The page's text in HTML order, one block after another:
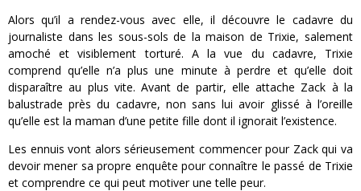
Alors qu’il a rendez-vous avec elle, il découvre le cadavre du
journaliste dans les sous-sols de la maison de Trixie, salement
amoché et visiblement torturé. A la vue du cadavre, Trixie
comprend qu’elle n’a plus une minute à perdre et qu’elle doit
disparaître au plus vite. Avant de partir, elle attache Zack à la
balustrade près du cadavre, non sans lui avoir glissé à l’oreille
qu’elle est la maman d’une petite fille dont il ignorait l’existence.
Les ennuis vont alors sérieusement commencer pour Zack qui va
devoir mener sa propre enquête pour connaître le passé de Trixie
et comprendre ce qui peut motiver une telle peur.